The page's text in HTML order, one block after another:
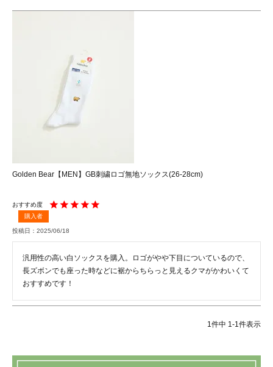
Golden Bear【MEN】GB刺繍ロゴ無地ソックス(26-28cm)
購入者
投稿日 2025/06/18
汎用性の高い白ソックスを購入。ロゴがやや下目についているので、
長ズボンでも座った時などに裾からちらっと見えるクマがかわいくて
おすすめです！
1件中 1-1件表示